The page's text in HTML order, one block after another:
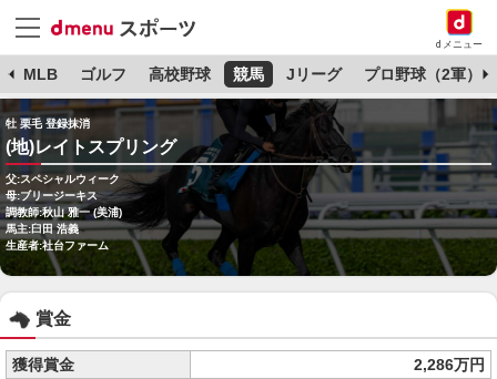
dメニュー
MLB ゴルフ 高校野球 競馬 Jリーグ プロ野球（2軍）
牡 栗毛 登録抹消
(地)レイトスプリング
父:スペシャルウィーク
母:ブリージーキス
調教師:秋山 雅一 (美浦)
馬主:臼田 浩義
生産者:社台ファーム
賞金
獲得賞金
2,286万円